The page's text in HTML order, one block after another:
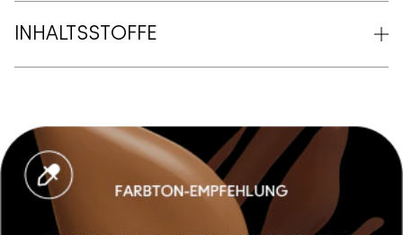
INHALTSSTOFFE